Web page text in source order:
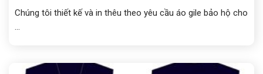
Chúng tôi thiết kế và in thêu theo yêu cầu áo gile bảo hộ cho
...